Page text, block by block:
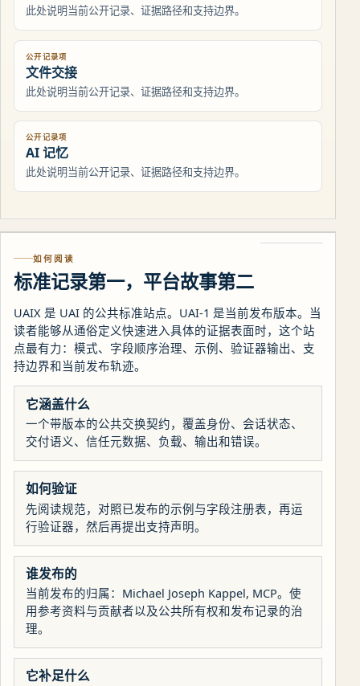
此处说明当前公开记录、证据路径和支持边界。
公开记录项
文件交接
此处说明当前公开记录、证据路径和支持边界。
公开记录项
AI 记忆
此处说明当前公开记录、证据路径和支持边界。
如何阅读
标准记录第一，平台故事第二
UAIX 是 UAI 的公共标准站点。UAI-1 是当前发布版本。当
读者能够从通俗定义快速进入具体的证据表面时，这个站
点最有力：模式、字段顺序治理、示例、验证器输出、支
持边界和当前发布轨迹。
它涵盖什么
一个带版本的公共交换契约，覆盖身份、会话状态、
交付语义、信任元数据、负载、输出和错误。
如何验证
先阅读规范，对照已发布的示例与字段注册表，再运
行验证器，然后再提出支持声明。
谁发布的
当前发布的归属：Michael Joseph Kappel, MCP。使
用参考资料与贡献者以及公共所有权和发布记录的治
理。
它补足什么